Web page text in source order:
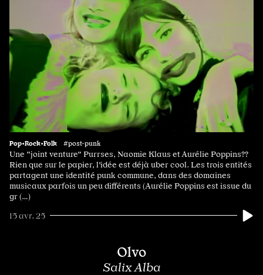
Pop•Rock•Folk #post-punk
Une "joint venture" Purrses, Naomie Klaus et Aurélie Poppins??
Rien que sur le papier, l'idée est déjà uber cool. Les trois entités
partagent une identité punk commune, dans des domaines
musicaux parfois un peu différents (Aurélie Poppins est issue du
gr (…)
15 avr. 25
Olvo
Salix Alba